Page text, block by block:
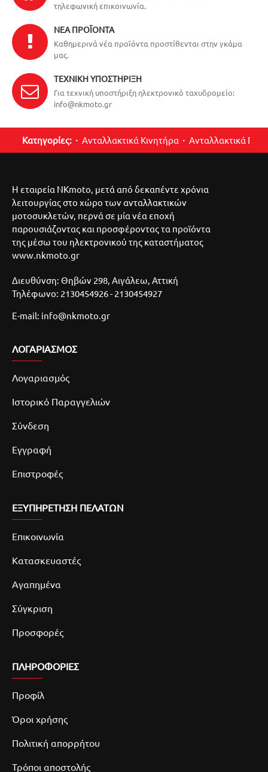
τηλεφωνική επικοινωνία.
ΝΈΑ ΠΡΟΪΌΝΤΑ
Καθημερινά νέα προϊόντα προστίθενται στην γκάμα
μας.
ΤΕΧΝΙΚΉ ΥΠΟΣΤΉΡΙΞΗ
Για τεχνική υποστήριξη ηλεκτρονικό ταχυδρομείο:
info@nkmoto.gr
Κατηγορίες: Ανταλλακτικά Κινητήρα Ανταλλακτικά
Η εταιρεία NKmoto, μετά από δεκαπέντε χρόνια
λειτουργίας στο χώρο των ανταλλακτικών
μοτοσυκλετών, περνά σε μία νέα εποχή
παρουσιάζοντας και προσφέροντας τα προϊόντα
της μέσω του ηλεκτρονικού της καταστήματος
www.nkmoto.gr
Διευθύνση: Θηβών 298, Αιγάλεω, Αττική
Τηλέφωνο: 2130454926 - 2130454927
E-mail: info@nkmoto.gr
ΛΟΓΑΡΙΑΣΜΌΣ
Λογαριασμός
Ιστορικό Παραγγελιών
Σύνδεση
Εγγραφή
Επιστροφές
ΕΞΥΠΗΡΕΤΗΣΗ ΠΕΛΑΤΩΝ
Επικοινωνία
Κατασκευαστές
Αγαπημένα
Σύγκριση
Προσφορές
ΠΛΗΡΟΦΟΡΙΕΣ
Προφίλ
Όροι χρήσης
Πολιτική απορρήτου
Τρόποι αποστολής